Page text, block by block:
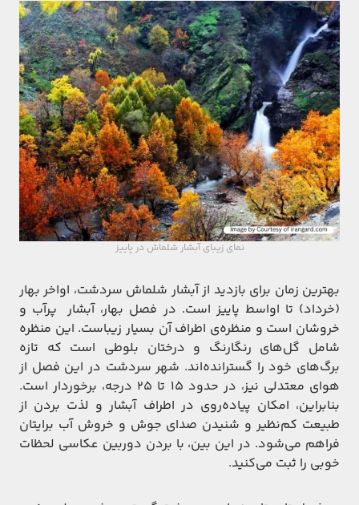
نمای زیبای آبشار شلماش در پاییز
بهترین زمان برای بازدید از آبشار شلماش سردشت، اواخر بهار
(خرداد) تا اواسط پاییز است. در فصل بهار، آبشار پرآب و
خروشان است و منظره‌ی اطراف آن بسیار زیباست. این منظره
شامل گل‌های رنگارنگ و درختان بلوطی است که تازه
برگ‌های خود را گسترانده‌اند. شهر سردشت در این فصل از
هوای معتدلی نیز، در حدود ۱۵ تا ۲۵ درجه، برخوردار است.
بنابراین، امکان پیاده‌روی در اطراف آبشار و لذت بردن از
طبیعت کم‌نظیر و شنیدن صدای جوش و خروش آب برایتان
فراهم می‌شود. در این بین، با بردن دوربین عکاسی لحظات
خوبی را ثبت می‌کنید.